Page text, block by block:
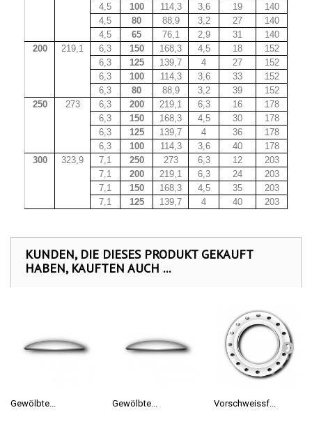
4,5
100 114,3 3,6 19
140
4,5
80 88,9 3,2 27
140
4,5
65 76,1 2,9 31
140
200
219,1 6,3 150 168,3 4,5 18
152
6,3
125 139,7 4 27
152
6,3
100 114,3 3,6 33
152
6,3
80 88,9 3,2 39
152
250
273 6,3 200 219,1 6,3 16
178
6,3
150 168,3 4,5 30
178
6,3
125 139,7 4 36
178
6,3
100 114,3 3,6 40
178
300
323,9 7,1 250 273 6,3 12
203
7,1
200 219,1 6,3 24
203
7,1
150 168,3 4,5 35
203
7,1
125 139,7 4 40 203
KUNDEN, DIE DIESES PRODUKT GEKAUFT
HABEN, KAUFTEN AUCH ...
Gewölbte... Gewölbte... Vorschweissf...